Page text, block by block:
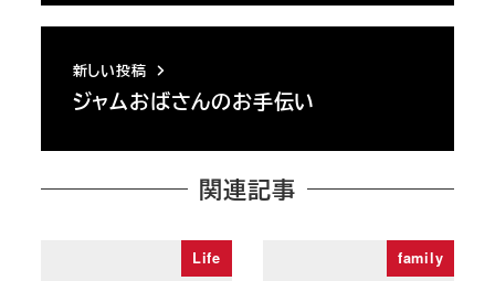
新しい投稿
ジャムおばさんのお手伝い
関連記事
Life family